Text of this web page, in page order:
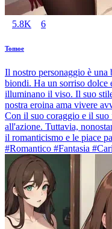
5.8K 6
Tomoe
Il nostro personaggio è
biondi. Ha un sorriso dolce
illuminano il viso. Il suo
nostra eroina ama vivere
Con il suo coraggio e il suo
all'azione. Tuttavia,
il romanticismo e le piace
#Romantico #Fantasia